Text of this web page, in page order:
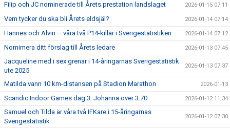
Filip och JC nominerade till Årets prestation landslaget 2026-01-15 07:11
Vem tycker du ska bli Årets eldsjäl? 2026-01-14 07:14
Hannes och Alvin – våra två P14-killar i Sverigestatistiken 2026-01-14 07:12
Nomimera ditt förslag till Årets ledare 2026-01-13 07:45
Jacqueline med i sex grenar i 14-åringarnas Sverigestatistik
ute 2025
2026-01-13 07:37
Matilda vann 10 km-distansen på Stadion Marathon 2026-01-13
Scandic Indoor Games dag 3: Johanna över 3.70 2026-01-12 11:34
Samuel och Tilda är våra två IFKare i 15-åringarnas
Sverigestatistik
2026-01-12 07:30